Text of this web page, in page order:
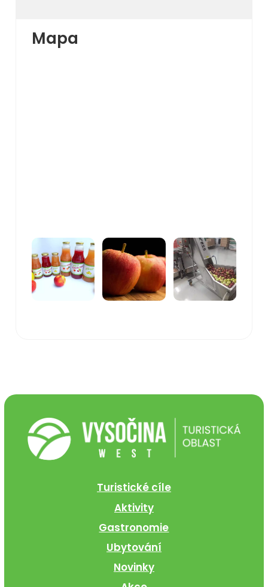
Mapa
Turistické cíle
Aktivity
Gastronomie
Ubytování
Novinky